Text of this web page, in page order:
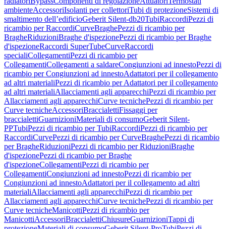
ambienteAccessoriIsolanti per collettoriTubi di protezioneSistemi di
smaltimento dell’edificioGeberit Silent-db20TubiRaccordiPezzi di
ricambio per RaccordiCurveBraghePezzi di ricambio per
BragheRiduzioniBraghe d'ispezionePezzi di ricambio per Braghe
d'ispezioneRaccordi SuperTubeCurveRaccordi
specialiCollegamentiPezzi di ricambio per
CollegamentiCollegamenti a saldareCongiunzioni ad innestoPezzi di
ricambio per Congiunzioni ad innestoAdattatori per il collegamento
ad altri materialiPezzi di ricambio per Adattatori per il collegamento
ad altri materialiAllacciamenti agli apparecchiPezzi di ricambio per
Allacciamenti agli apparecchiCurve tecnichePezzi di ricambio per
Curve tecnicheAccessoriBraccialettiFissaggi per
braccialettiGuarnizioniMateriali di consumoGeberit Silent-
PPTubiPezzi di ricambio per TubiRaccordiPezzi di ricambio per
RaccordiCurvePezzi di ricambio per CurveBraghePezzi di ricambio
per BragheRiduzioniPezzi di ricambio per RiduzioniBraghe
d'ispezionePezzi di ricambio per Braghe
d'ispezioneCollegamentiPezzi di ricambio per
CollegamentiCongiunzioni ad innestoPezzi di ricambio per
Congiunzioni ad innestoAdattatori per il collegamento ad altri
materialiAllacciamenti agli apparecchiPezzi di ricambio per
Allacciamenti agli apparecchiCurve tecnichePezzi di ricambio per
Curve tecnicheManicottiPezzi di ricambio per
ManicottiAccessoriBraccialettiChiusureGuarnizioniTappi di